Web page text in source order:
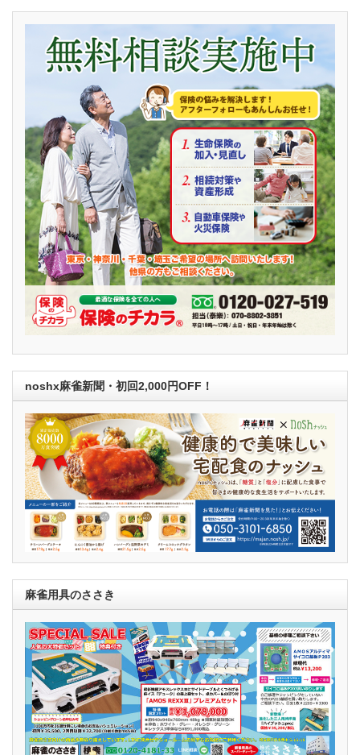
noshx麻雀新聞・初回2,000円OFF！
麻雀用具のささき